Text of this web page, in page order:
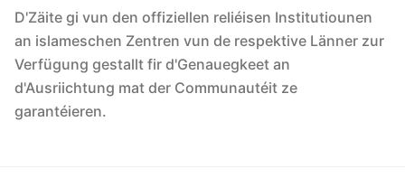
D'Zäite gi vun den offiziellen reliéisen Institutiounen
an islameschen Zentren vun de respektive Länner zur
Verfügung gestallt fir d'Genauegkeet an
d'Ausriichtung mat der Communautéit ze
garantéieren.